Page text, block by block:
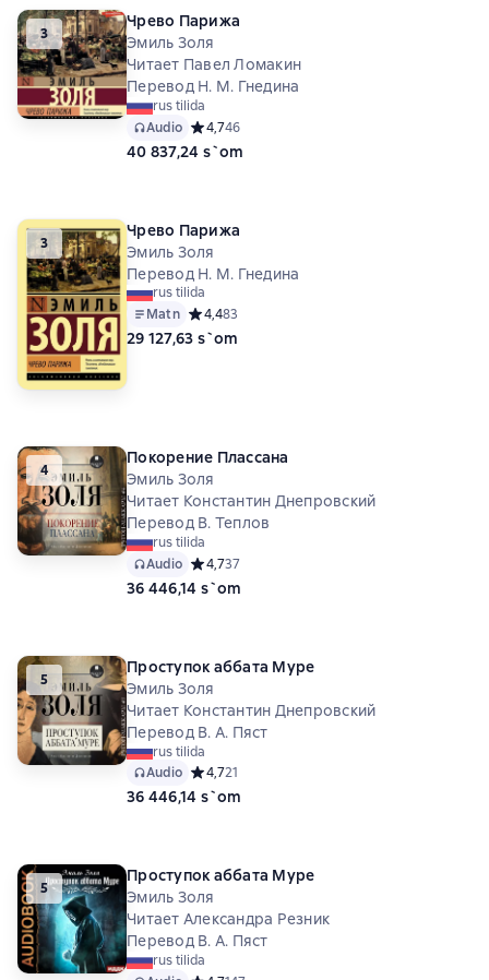
3
Чрево Парижа
Эмиль Золя
Читает Павел Ломакин
Перевод Н. М. Гнедина
rus tilida
Audio Средний рейтинг 4,7 на основе 46 оценок
4,746
40 837,24 s`om
3
Чрево Парижа
Эмиль Золя
Перевод Н. М. Гнедина
rus tilida
Matn Средний рейтинг 4,4 на основе 83 оценок
4,483
29 127,63 s`om
4
Покорение Плассана
Эмиль Золя
Читает Константин Днепровский
Перевод В. Теплов
rus tilida
Audio Средний рейтинг 4,7 на основе 37 оценок
4,737
36 446,14 s`om
5
Проступок аббата Муре
Эмиль Золя
Читает Константин Днепровский
Перевод В. А. Пяст
rus tilida
Audio Средний рейтинг 4,7 на основе 21 оценок
4,721
36 446,14 s`om
5
Проступок аббата Муре
Эмиль Золя
Читает Александра Резник
Перевод В. А. Пяст
rus tilida